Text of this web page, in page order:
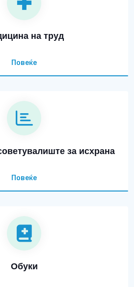
на труд
Повеќе
за исхрана
Повеќе
Обуки